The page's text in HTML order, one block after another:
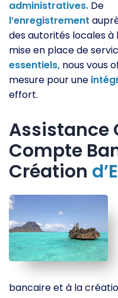
administratives. De
l’enregistrement
des autorités locales à
mise en place de
essentiels, nous vous
mesure pour une
effort.
Assistance
Compte
Création
bancaire et à la